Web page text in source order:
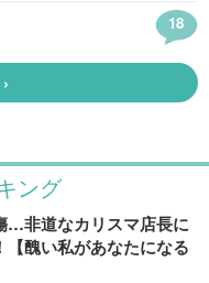
ング
…非道なカリスマ店長に
醜い私があなたになる